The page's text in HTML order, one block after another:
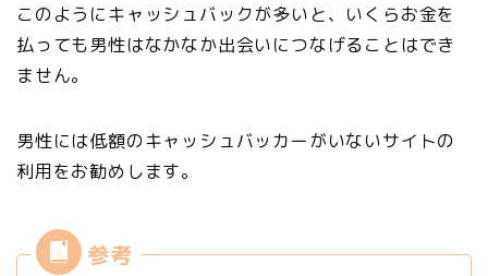
このようにキャッシュバックが多いと、いくらお金を
払っても男性はなかなか出会いにつなげることはでき
ません。
男性には低額のキャッシュバッカーがいないサイトの
利用をお勧めします。